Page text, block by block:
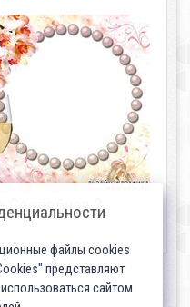
Свадебная 2
файлы cookies
представляют
сайтом